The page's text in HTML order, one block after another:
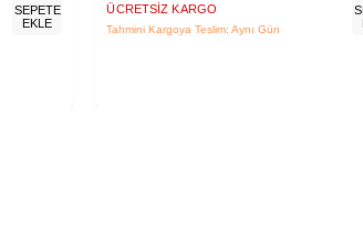
SEPETE
EKLE
ÜCRETSIZ KARGO
Tahmini Kargoya Teslim: Aynı Gün